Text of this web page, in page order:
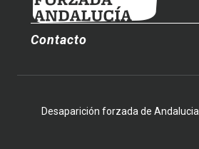
Contacto
Desaparición forzada de Andalucia